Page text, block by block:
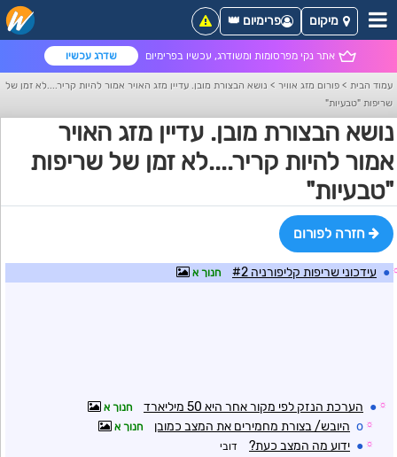
אתר נקי מפרסומות ומשודרג, עכשיו בפרימיום שדרג עכשיו
מיקום פרימיום 👑
עמוד הבית > פורום מזג אוויר > נושא הבצורת מובן. עדיין מזג האויר אמור להיות קריר....לא זמן של
שריפות "טבעיות"
נושא הבצורת מובן. עדיין מזג האויר
אמור להיות קריר....לא זמן של שריפות
"טבעיות"
חזרה לפורום
● עידכוני שריפות קליפורניה #2 חנוך א
☼
● הערכת הנזק לפי מקור אחר היא 50 מיליארד חנוך א
☼
o היובש/ בצורת מחמירים את המצב כמובן חנוך א
☼
● ידוע מה המצב כעת? דובי